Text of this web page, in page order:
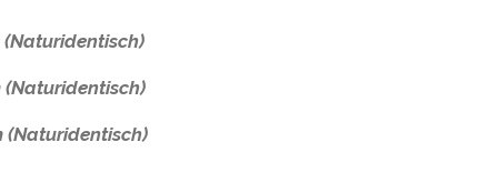
(Naturidentisch)
(Naturidentisch)
(Naturidentisch)